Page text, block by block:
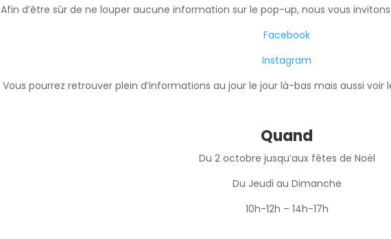
Afin d’être sûr de ne louper aucune information sur le pop-up, nous vous
Facebook
Instagram
Vous pourrez retrouver plein d’informations au jour le jour là-bas mais aussi
Quand
Du 2 octobre jusqu’aux fêtes de Noël
Du Jeudi au Dimanche
10h-12h – 14h-17h